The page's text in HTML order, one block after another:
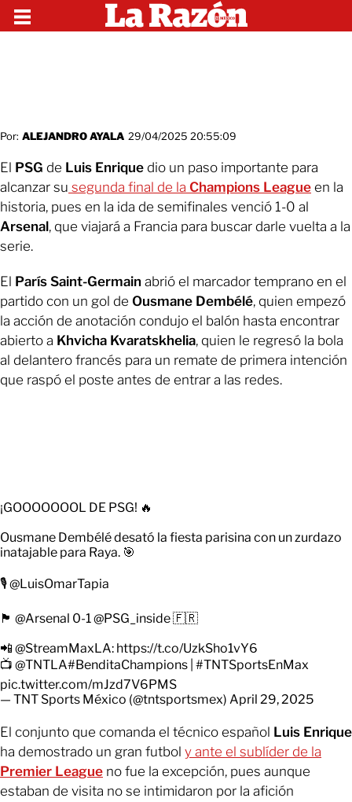
Por: ALEJANDRO AYALA 29/04/2025 20:55:09
El PSG de Luis Enrique dio un paso importante para
alcanzar su segunda final de la Champions League en la
historia, pues en la ida de semifinales venció 1-0 al
Arsenal, que viajará a Francia para buscar darle vuelta a la
serie.
El París Saint-Germain abrió el marcador temprano en el
partido con un gol de Ousmane Dembélé, quien empezó
la acción de anotación condujo el balón hasta encontrar
abierto a Khvicha Kvaratskhelia, quien le regresó la bola
al delantero francés para un remate de primera intención
que raspó el poste antes de entrar a las redes.
¡GOOOOOOOL DE PSG! 🔥
Ousmane Dembélé desató la fiesta parisina con un zurdazo
inatajable para Raya. 🎯
🎙️@LuisOmarTapia
🏴󠁧󠁢󠁥󠁮󠁧󠁿 @Arsenal 0-1@PSG_inside🇫🇷
📲 @StreamMaxLA: https://t.co/UzkSho1vY6
📺 @TNTLA#BenditaChampions #TNTSportsEnMax
pic.twitter.com/mJzd7V6PMS
— TNT Sports México (@tntsportsmex) April 29, 2025
El conjunto que comanda el técnico español Luis Enrique
ha demostrado un gran futbol y ante el sublíder de la
Premier League no fue la excepción, pues aunque
estaban de visita no se intimidaron por la afición